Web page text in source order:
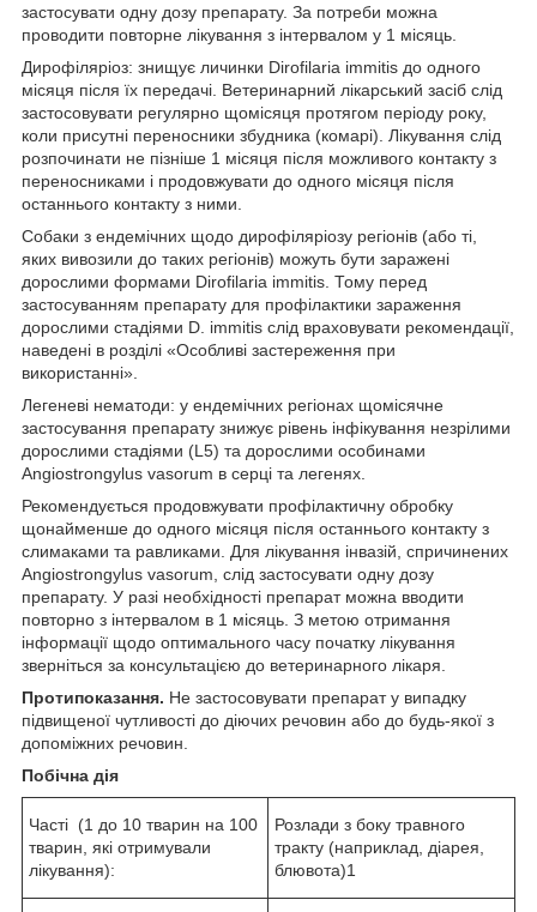
застосувати одну дозу препарату. За потреби можна
проводити повторне лікування з інтервалом у 1 місяць.
Дирофіляріоз: знищує личинки Dirofilaria immitis до одного
місяця після їх передачі. Ветеринарний лікарський засіб слід
застосовувати регулярно щомісяця протягом періоду року,
коли присутні переносники збудника (комарі). Лікування слід
розпочинати не пізніше 1 місяця після можливого контакту з
переносниками і продовжувати до одного місяця після
останнього контакту з ними.
Собаки з ендемічних щодо дирофіляріозу регіонів (або ті,
яких вивозили до таких регіонів) можуть бути заражені
дорослими формами Dirofilaria immitis. Тому перед
застосуванням препарату для профілактики зараження
дорослими стадіями D. immitis слід враховувати рекомендації,
наведені в розділі «Особливі застереження при
використанні».
Легеневі нематоди: у ендемічних регіонах щомісячне
застосування препарату знижує рівень інфікування незрілими
дорослими стадіями (L5) та дорослими особинами
Angiostrongylus vasorum в серці та легенях.
Рекомендується продовжувати профілактичну обробку
щонайменше до одного місяця після останнього контакту з
слимаками та равликами. Для лікування інвазій, спричинених
Angiostrongylus vasorum, слід застосувати одну дозу
препарату. У разі необхідності препарат можна вводити
повторно з інтервалом в 1 місяць. З метою отримання
інформації щодо оптимального часу початку лікування
зверніться за консультацією до ветеринарного лікаря.
Протипоказання. Не застосовувати препарат у випадку
підвищеної чутливості до діючих речовин або до будь-якої з
допоміжних речовин.
Побічна дія
Часті (1 до 10 тварин на 100
тварин, які отримували
лікування):
Розлади з боку травного
тракту (наприклад, діарея,
блювота)1